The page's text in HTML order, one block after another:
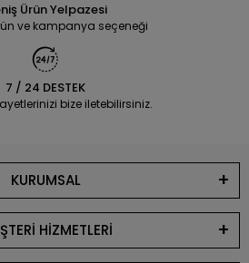
Ürün Yelpazesi
ve kampanya seçeneği
7 / 24 DESTEK
bize iletebilirsiniz.
KURUMSAL
HİZMETLERİ